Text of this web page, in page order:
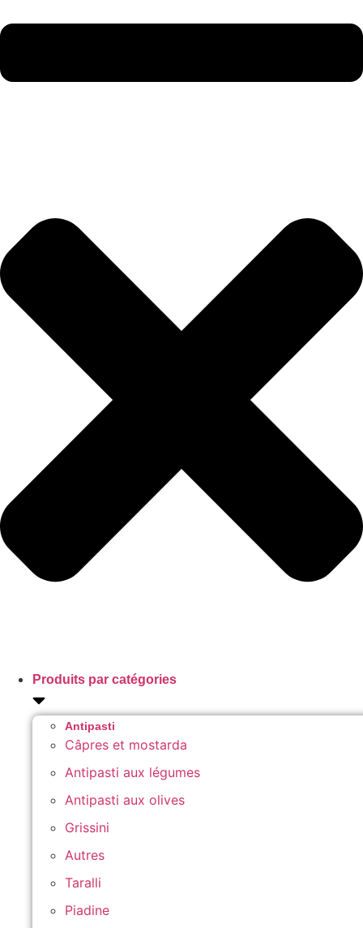
Produits par catégories
Antipasti
Câpres et mostarda
Antipasti aux légumes
Antipasti aux olives
Grissini
Autres
Taralli
Piadine